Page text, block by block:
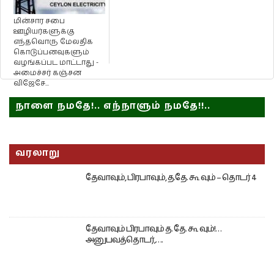
மின்சார சபை
ஊழியர்களுக்கு
எந்தவொரு மேலதிக
கொடுப்பனவுகளும்
வழங்கப்பட மாட்டாது -
அமைச்சர் கஞ்சன
விஜேசே...
நாளை நமதே!.. எந்நாளும் நமதே!!..
வரலாறு
தேவாவும், பிரபாவும், த.தே. கூ வும் – தொடர் 4
தேவாவும் பிரபாவும் த. தே. கூ வும்!…
அனுபவத்தொடர்,….